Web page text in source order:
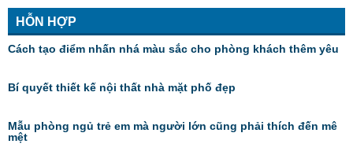
HỖN HỢP
Cách tạo điểm nhấn nhá màu sắc cho phòng khách thêm yêu
Bí quyết thiết kế nội thất nhà mặt phố đẹp
Mẫu phòng ngủ trẻ em mà người lớn cũng phải thích đến mê
mệt